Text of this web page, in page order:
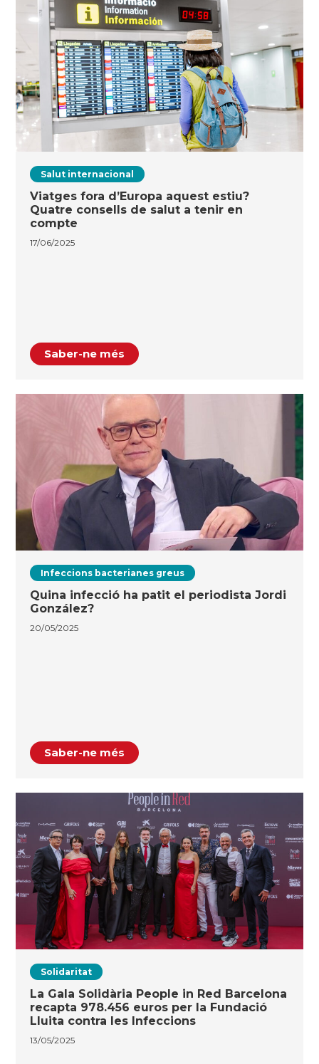
Salut internacional
Viatges fora d’Europa aquest estiu?
Quatre consells de salut a tenir en
compte
17/06/2025
Saber-ne més
Infeccions bacterianes greus
Quina infecció ha patit el periodista Jordi
González?
20/05/2025
Saber-ne més
Solidaritat
La Gala Solidària People in Red Barcelona
recapta 978.456 euros per la Fundació
Lluita contra les Infeccions
13/05/2025